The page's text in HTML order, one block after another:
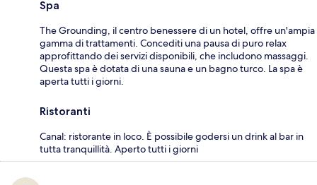
Spa
The Grounding, il centro benessere di un hotel, offre un'ampia
gamma di trattamenti. Concediti una pausa di puro relax
approfittando dei servizi disponibili, che includono massaggi.
Questa spa è dotata di una sauna e un bagno turco. La spa è
aperta tutti i giorni.
Ristoranti
Canal: ristorante in loco. È possibile godersi un drink al bar in
tutta tranquillità. Aperto tutti i giorni